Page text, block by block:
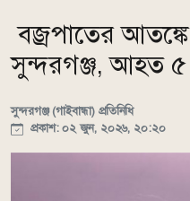
বজ্রপাতের
সুন্দরগঞ্জ, আহত ৫
সুন্দরগঞ্জ (গাইবান্ধা) প্রতিনিধি
প্রকাশ: ০২ জুন, ২০২৬, ২০:২০